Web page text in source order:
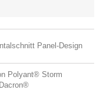
Panel-Design
Polyant® Storm